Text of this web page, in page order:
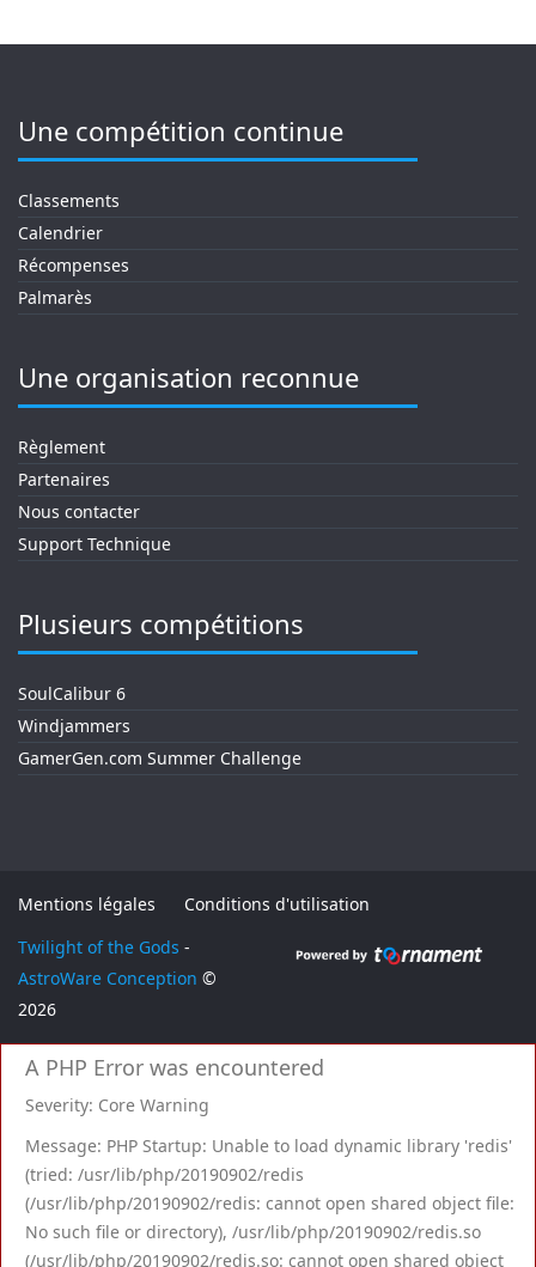
Une compétition continue
Classements
Calendrier
Récompenses
Palmarès
Une organisation reconnue
Règlement
Partenaires
Nous contacter
Support Technique
Plusieurs compétitions
SoulCalibur 6
Windjammers
GamerGen.com Summer Challenge
Mentions légales
Conditions d'utilisation
Twilight of the Gods -
AstroWare Conception ©
2026
A PHP Error was encountered
Severity: Core Warning
Message: PHP Startup: Unable to load dynamic library 'redis'
(tried: /usr/lib/php/20190902/redis
(/usr/lib/php/20190902/redis: cannot open shared object file:
No such file or directory), /usr/lib/php/20190902/redis.so
(/usr/lib/php/20190902/redis.so: cannot open shared object